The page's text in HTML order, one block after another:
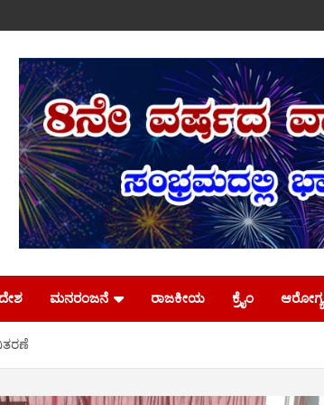
ಮನರಂಜನೆ ರಾಜಕೀಯ ಕ್ರೈಂ ಆರೋಗ್ಯ